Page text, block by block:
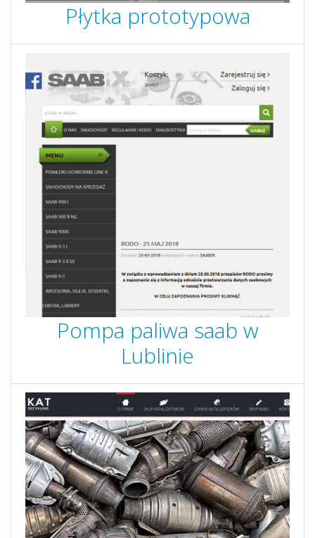
Płytka prototypowa
Pompa paliwa saab w
Lublinie